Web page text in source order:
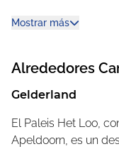
excursionistas y
Kroondomein
Descubra bosques
canales idílicos y
animales en
por los alrededores.
Mostrar más
Alrededores
Gelderland
El Paleis Het Loo,
Apeldoorn, es un